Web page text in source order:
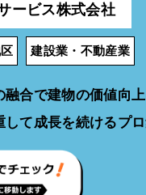
ービス株式会社
建設業・不動産業
融合で建物の価値向
して成長を続けるプ